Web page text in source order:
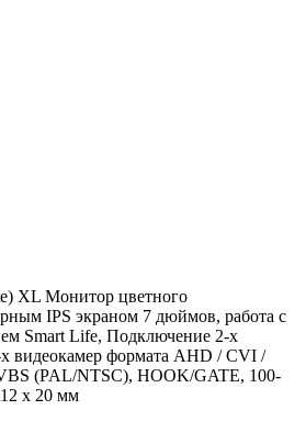
XL Монитор цветного
IPS экраном 7 дюймов, работа с
Smart Life, Подключение 2-х
видеокамер формата AHD / CVI /
(PAL/NTSC), HOOK/GATE, 100-
x 20 мм